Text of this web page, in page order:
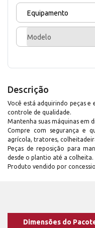
Equipamento
Modelo
Descrição
Você está adquirindo peças e
controle de qualidade.
Mantenha suas máquinas em
Compre com segurança e
agrícola, tratores,
Peças de reposição para
desde o plantio até a colheita.
Produto vendido por
Dimensões do